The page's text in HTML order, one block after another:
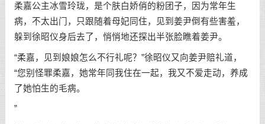
柔嘉公主冰雪玲珑，是个肤白娇俏的粉团子，因为常年生
病，不太出门，只跟随着母妃同住，见到姜尹倒有些害羞，
躲到徐昭仪身后去了，悄悄地还探出半张脸瞧着姜尹。
“柔嘉，见到娘娘怎么不行礼呢？”徐昭仪又向姜尹赔礼道，
“您别怪罪柔嘉，她常年同我住在一起，我又不爱走动，养成
了她怕生的毛病。
”